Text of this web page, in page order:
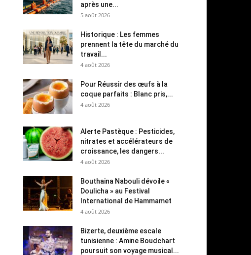
après une...
5 août 2026
Historique : Les femmes
prennent la tête du marché du
travail...
4 août 2026
Pour Réussir des œufs à la
coque parfaits : Blanc pris,...
4 août 2026
Alerte Pastèque : Pesticides,
nitrates et accélérateurs de
croissance, les dangers...
4 août 2026
Bouthaina Nabouli dévoile «
Doulicha » au Festival
International de Hammamet
4 août 2026
Bizerte, deuxième escale
tunisienne : Amine Boudchart
poursuit son voyage musical...